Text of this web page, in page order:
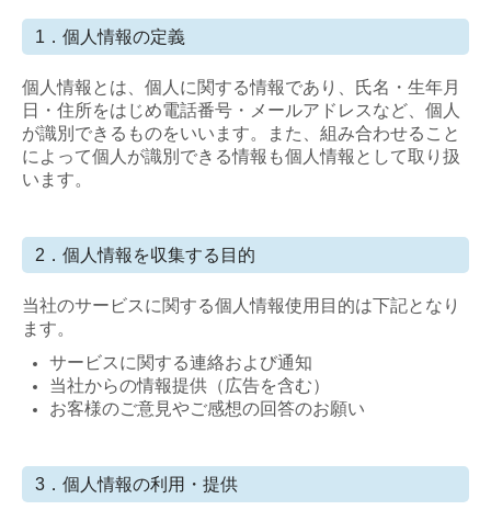
募集要項（設備管理部）
お問合せ
1．個人情報の定義
個人情報とは、個人に関する情報であり、氏名・生年月
日・住所をはじめ電話番号・メールアドレスなど、個人
が識別できるものをいいます。また、組み合わせること
によって個人が識別できる情報も個人情報として取り扱
います。
2．個人情報を収集する目的
当社のサービスに関する個人情報使用目的は下記となり
ます。
サービスに関する連絡および通知
当社からの情報提供（広告を含む）
お客様のご意見やご感想の回答のお願い
3．個人情報の利用・提供